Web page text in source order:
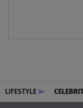
LIFESTYLE